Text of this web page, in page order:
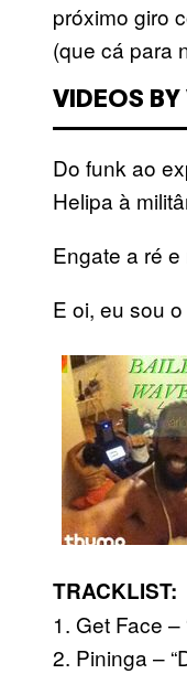
próximo giro
(que cá para
VIDEOS BY
Do funk ao
Helipa à
Engate a ré
E oi, eu sou o
TRACKLIST:
1. Get Face –
2. Pininga –